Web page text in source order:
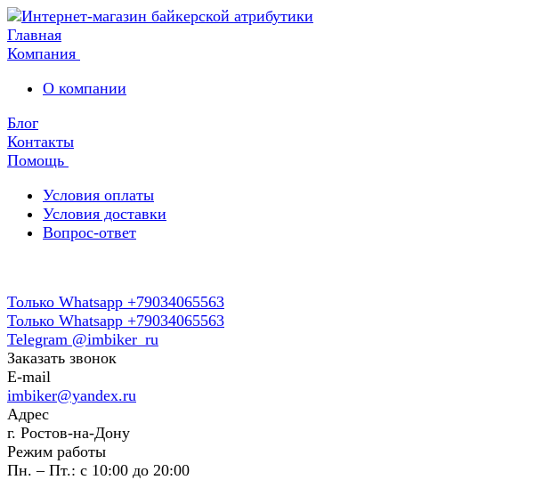
Главная
Компания
О компании
Блог
Контакты
Помощь
Условия оплаты
Условия доставки
Вопрос-ответ
Только Whatsapp +79034065563
Только Whatsapp +79034065563
Telegram @imbiker_ru
Заказать звонок
E-mail
imbiker@yandex.ru
Адрес
г. Ростов-на-Дону
Режим работы
Пн. – Пт.: с 10:00 до 20:00